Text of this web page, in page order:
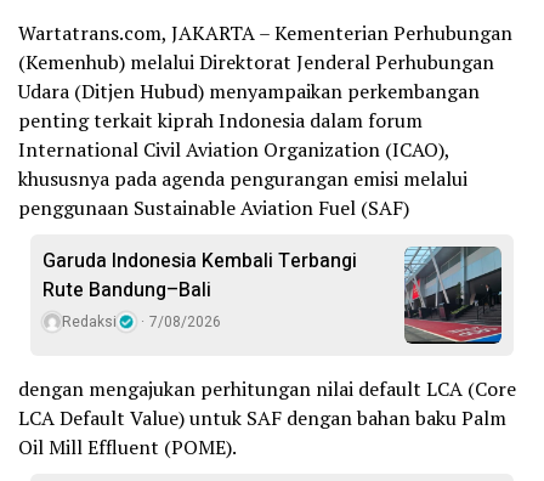
Wartatrans.com, JAKARTA – Kementerian Perhubungan
(Kemenhub) melalui Direktorat Jenderal Perhubungan
Udara (Ditjen Hubud) menyampaikan perkembangan
penting terkait kiprah Indonesia dalam forum
International Civil Aviation Organization (ICAO),
khususnya pada agenda pengurangan emisi melalui
penggunaan Sustainable Aviation Fuel (SAF)
Garuda Indonesia Kembali Terbangi
Rute Bandung–Bali
Redaksi 7/08/2026
dengan mengajukan perhitungan nilai default LCA (Core
LCA Default Value) untuk SAF dengan bahan baku Palm
Oil Mill Effluent (POME).